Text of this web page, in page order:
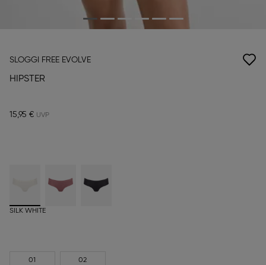
SLOGGI FREE EVOLVE
HIPSTER
15,95 €
SILK WHITE
01 02